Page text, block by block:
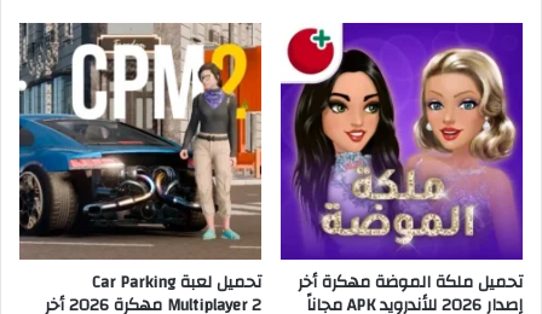
تحميل ملكة الموضة مهكرة أخر
إصدار 2026 للأندرويد APK مجاناً
تحميل لعبة Car Parking
Multiplayer 2 مهكرة 2026 أخر